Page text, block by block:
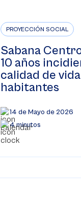
PROYECCIÓN SOCIAL
Sabana
10 años
calidad de
habitantes
14 de Mayo de 2026
4 minutos